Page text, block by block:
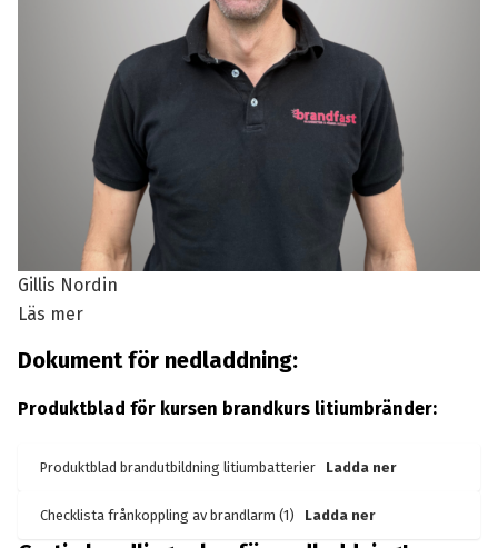
Gillis Nordin
Läs mer
Dokument för nedladdning:
Produktblad för kursen brandkurs litiumbränder:
Produktblad brandutbildning litiumbatterier Ladda ner
Checklista frånkoppling av brandlarm (1) Ladda ner